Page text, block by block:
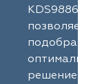
KDS9886
позволяет
подобрать
решение